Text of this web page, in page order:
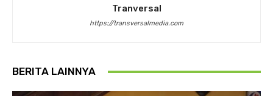
Tranversal
https://transversalmedia.com
BERITA LAINNYA